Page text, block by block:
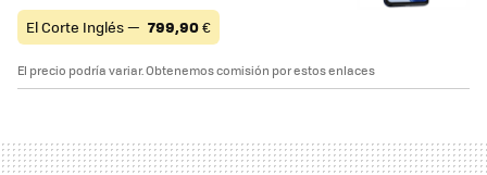
El Corte Inglés — 799,90€
El precio podría variar. Obtenemos comisión por estos enlaces